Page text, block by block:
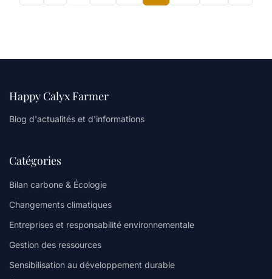
Happy Calyx Farmer
Blog d'actualités et d'informations
Catégories
Bilan carbone & Écologie
Changements climatiques
Entreprises et responsabilité environnementale
Gestion des ressources
Sensibilisation au développement durable